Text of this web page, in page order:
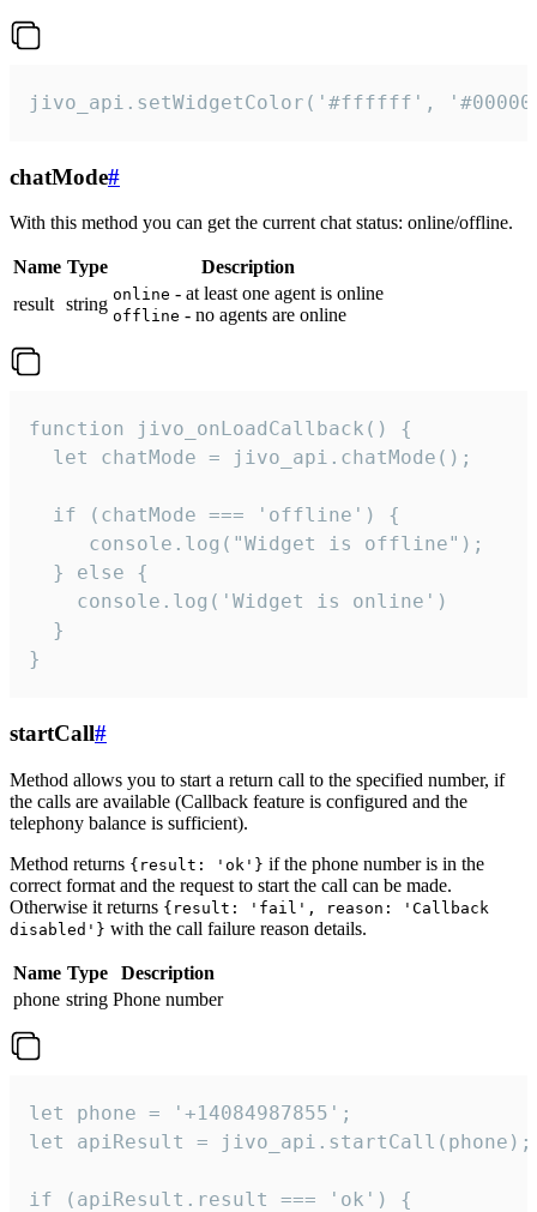
jivo_api.setWidgetColor('#ffffff',
chatMode#
With this method you can get the current chat status: online/offline.
Name Type
Description
result string online - at least one agent is online
offline - no agents are online
function jivo_onLoadCallback() {
  let chatMode = jivo_api.chatMode();
  if (chatMode === 'offline') {
     console.log("Widget is offline");
  } else {
    console.log('Widget is online')
  }
}
startCall#
Method allows you to start a return call to the specified number, if
the calls are available (Callback feature is configured and the
telephony balance is sufficient).
Method returns {result: 'ok'} if the phone number is in the
correct format and the request to start the call can be made.
Otherwise it returns {result: 'fail', reason: 'Callback
disabled'} with the call failure reason details.
Name Type
Description
phone string Phone number
let phone = '+14084987855';
let apiResult = jivo_api.startCall(phone);
if (apiResult.result === 'ok') {